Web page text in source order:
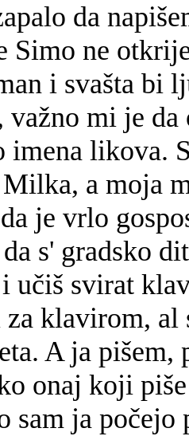
da
Simo ne
i svašta bi
važno mi je
imena likova.
a moja
je vrlo
s' gradsko
učiš svirat
za klavirom,
A ja
onaj koji
sam ja počejo